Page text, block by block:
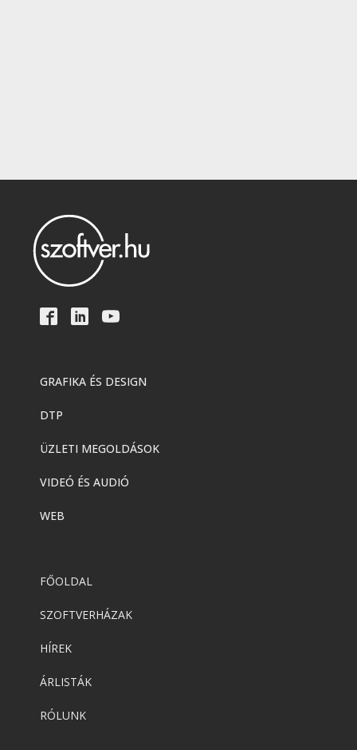
GRAFIKA ÉS DESIGN
DTP
ÜZLETI MEGOLDÁSOK
VIDEÓ ÉS AUDIÓ
WEB
FŐOLDAL
SZOFTVERHÁZAK
HÍREK
ÁRLISTÁK
RÓLUNK